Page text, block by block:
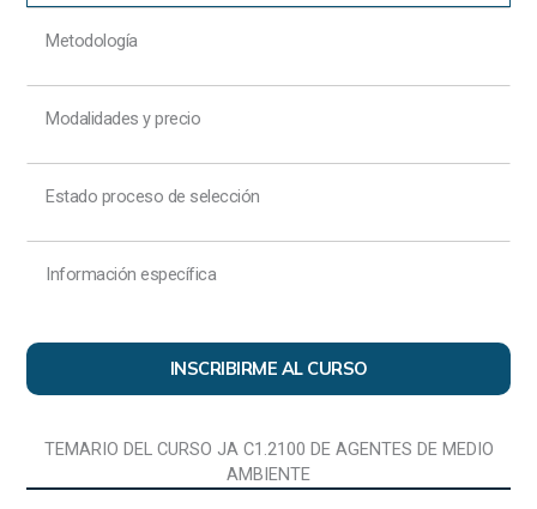
Garantías y restricciones. El procedimiento de
reforma constitucional.
Los órganos constitucionales: La Corona. Las Cortes
Generales. El Congreso de los Diputados y el
legislativa. El Gobierno del Estado. El Poder Judicial.
El Tribunal Constitucional. El Tribunal de Cuentas y el
Autonomía. Delimitación de las funciones y
Comunidades Autónomas. Organización de las
competencias. El Consejo Andaluz de Concertación
Local. Relaciones entre las instituciones de la Junta
Metodología
Modalidades y precio
Estado proceso de selección
Información específica
INSCRIBIRME AL CURSO
TEMARIO DEL CURSO JA C1.2100 DE AGENTES DE MEDIO
AMBIENTE